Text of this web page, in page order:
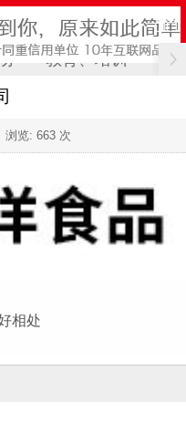
教育、培训 计
浏览: 663 次
相处